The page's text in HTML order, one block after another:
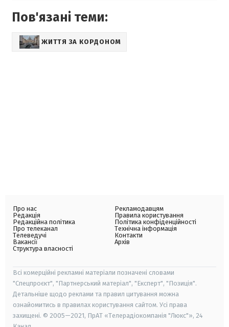
Пов'язані теми:
ЖИТТЯ ЗА КОРДОНОМ
Про нас
Редакція
Редакційна політика
Про телеканал
Телеведучі
Вакансії
Структура власності
Рекламодавцям
Правила користування
Політика конфіденційності
Технічна інформація
Контакти
Архів
Всі комерційні рекламні матеріали позначені словами
"Спецпроєкт", "Партнерський матеріал", "Експерт", "Позиція".
Детальніше щодо реклами та правил цитування можна
ознайомитись в правилах користування сайтом. Усі права
захищені. © 2005—2021, ПрАТ «Телерадіокомпанія "Люкс"», 24